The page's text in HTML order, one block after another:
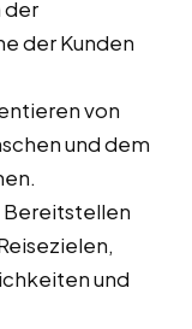
der
der Kunden
von
und dem
Bereitstellen
und